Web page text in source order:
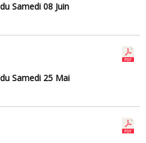
Samedi 08 Juin
Samedi 25 Mai